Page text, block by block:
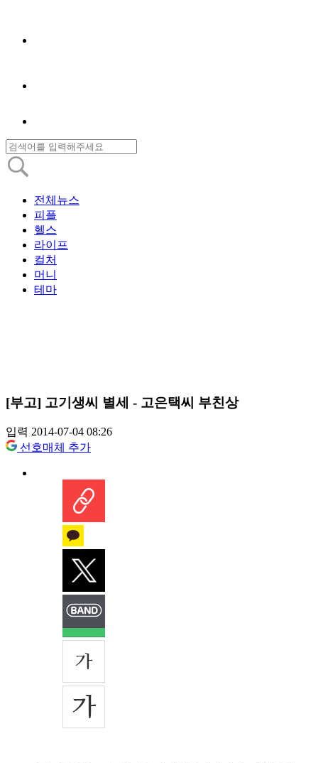
전체뉴스
피플
헬스
라이프
컬처
머니
테마
[부고] 고기생씨 별세 - 고은택씨 부친상
입력 2014-07-04 08:26
선호매체 추가